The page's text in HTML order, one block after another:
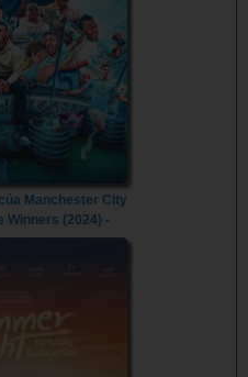
Manchester City
Winners (2024) -